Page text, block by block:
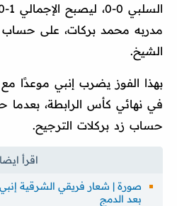
مدربه محمد بركات، على حساب
الشيخ.
بهذا الفوز يضرب إنبي موعدًا
في نهائي كأس الرابطة، بعدما
حساب زد بركلات الترجيح.
صورة | شعار فريقي الشرقية
بعد الدمج